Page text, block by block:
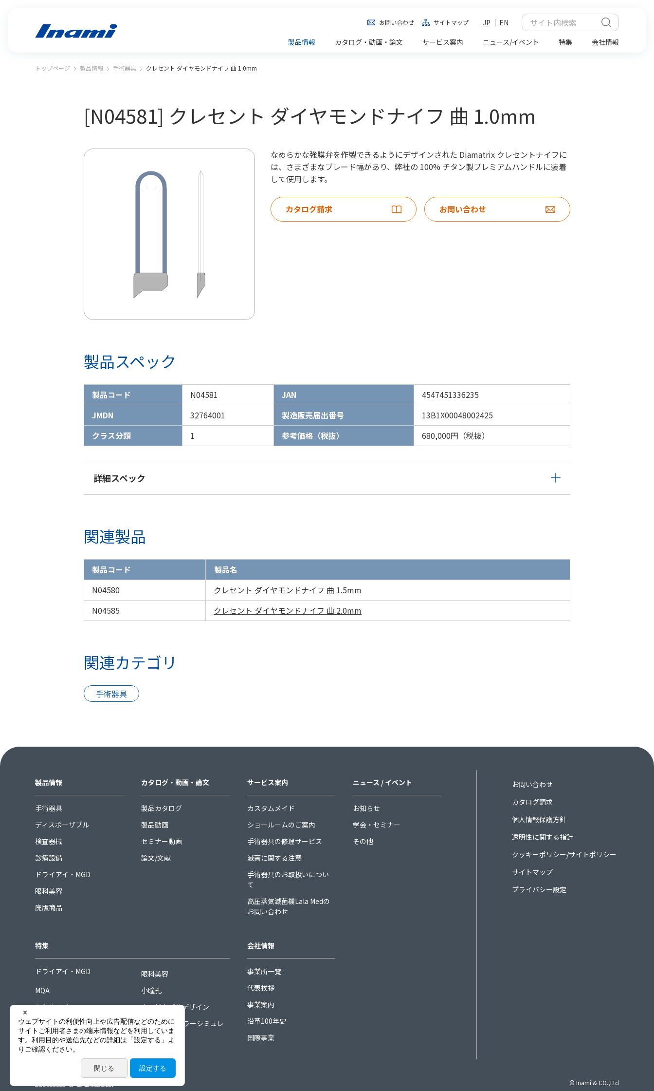
お問い合わせ サイトマップ JP
EN
製品情報
カタログ・動画・論文 サービス案内 ニュース/イベント 特集 会社情報
トップページ 製品情報 手術器具 クレセント ダイヤモンドナイフ 曲 1.0mm
[N04581] クレセント ダイヤモンドナイフ 曲 1.0mm
なめらかな強膜弁を作製できるようにデザインされた Diamatrix クレセントナイフに
は、さまざまなブレード幅があり、弊社の 100% チタン製プレミアムハンドルに装着
して使用します。
カタログ請求 お問い合わせ
製品スペック
製品コード N04581 JAN
4547451336235
JMDN
32764001 製造販売届出番号
13B1X00048002425
クラス分類
1 参考価格（税抜） 680,000円（税抜）
詳細スペック
関連製品
製品コード
製品名
N04580
クレセント ダイヤモンドナイフ 曲 1.5mm
N04585
クレセント ダイヤモンドナイフ 曲 2.0mm
関連カテゴリ
手術器具
製品情報
手術器具
ディスポーザブル
検査器械
診療設備
ドライアイ・MGD
眼科美容
廃版商品
カタログ・動画・論文
製品カタログ
製品動画
セミナー動画
論文/文献
サービス案内
カスタムメイド
ショールームのご案内
手術器具の修理サービス
滅菌に関する注意
手術器具のお取扱いについ
て
高圧蒸気滅菌機Lala Medの
お問い合わせ
ニュース / イベント
お知らせ
学会・セミナー
その他
特集
ドライアイ・MGD
眼科美容
MQA
小瞳孔
シミルアイ
ホスピタブルデザイン
シグネチャーコレクション
COORDINAカラーシミュレ
ーター
会社情報
事業所一覧
代表挨拶
事業案内
沿革100年史
国際事業
お問い合わせ
カタログ請求
個人情報保護方針
透明性に関する指針
クッキーポリシー/サイトポリシー
サイトマップ
プライバシー設定
© Inami & CO.,Ltd